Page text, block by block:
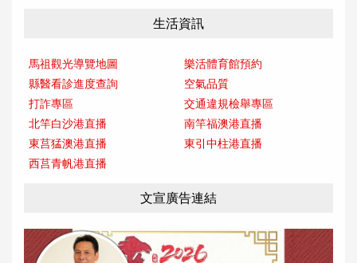
生活資訊
馬祖觀光導覽地圖
樂活體育館預約
縣醫看診進度查詢
空氣品質
打詐專區
交通違規檢舉專區
北竿白沙港直播
南竿福澳港直播
東莒猛澳港直播
東引中柱港直播
西莒青帆港直播
文宣廣告連結